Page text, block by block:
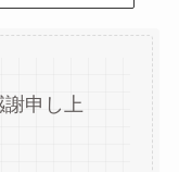
申し上